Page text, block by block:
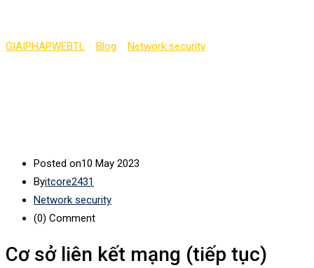
GIAIPHAPWEBTL Blog Network security
Posted on10 May 2023
Byitcore2431
Network security
(0) Comment
Cơ sở liên kết mạng (tiếp tục)